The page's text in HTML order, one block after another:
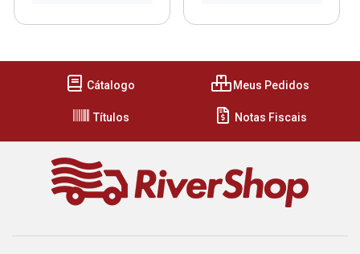
Cátalogo Meus Pedidos
Títulos Notas Fiscais